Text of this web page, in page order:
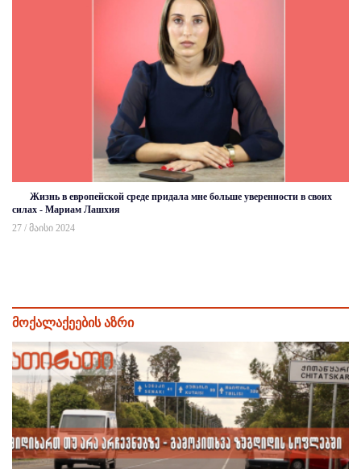
Жизнь в европейской среде придала мне больше уверенности в своих
силах - Мариам Лашхия
27 / მაისი 2024
მოქალაქეების აზრი